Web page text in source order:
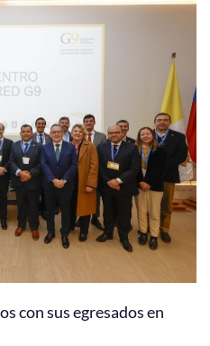
con sus egresados en